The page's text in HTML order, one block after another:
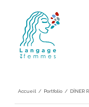
content
Accueil / Portfolio / DÎNER